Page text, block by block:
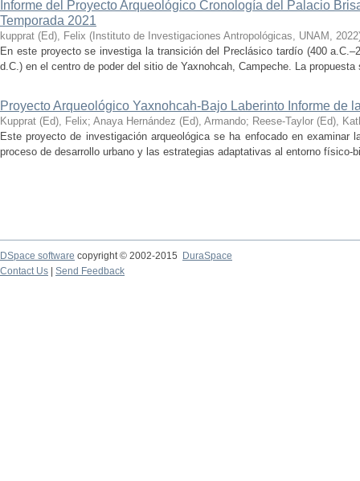
Informe del Proyecto Arqueológico Cronología del Palacio
Temporada 2021
kupprat (Ed), Felix ( Instituto de Investigaciones Antropológicas, UNAM , 2022
En este proyecto se investiga la transición del Preclásico tardío (400
d.C.) en el centro de poder del sitio de Yaxnohcah, Campeche. La
Proyecto Arqueológico Yaxnohcah-Bajo Laberinto Informe de
Kupprat (Ed), Felix; Anaya Hernández (Ed), Armando; Reese-Taylor (Ed),
Este proyecto de investigación arqueológica se ha enfocado en examinar
proceso de desarrollo urbano y las estrategias adaptativas al entorno físico-
DSpace software copyright © 2002-2015
DuraSpace
Contact Us
Send Feedback